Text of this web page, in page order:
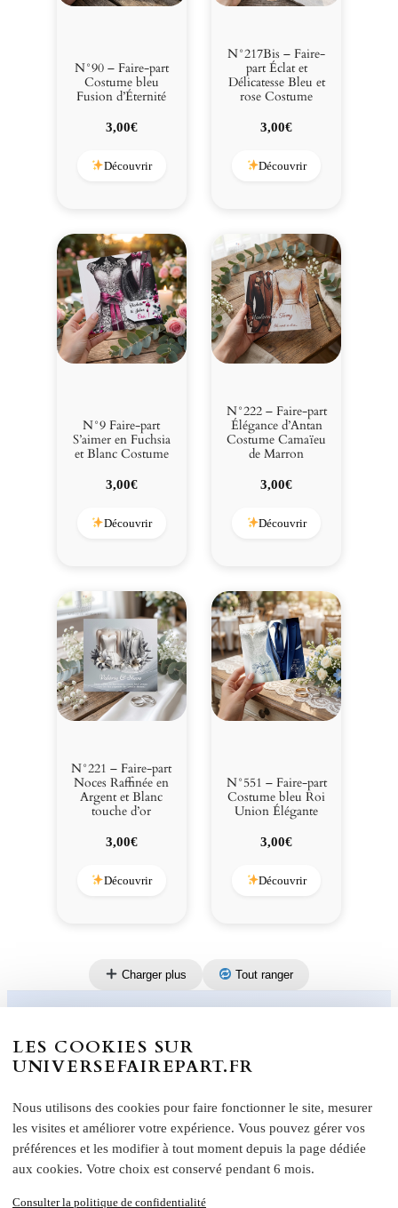
N°90 – Faire-part
Costume bleu
Fusion d’Éternité
3,00€
Découvrir
N°217Bis – Faire-
part Éclat et
Délicatesse Bleu et
rose Costume
3,00€
Découvrir
N°9 Faire-part
S’aimer en Fuchsia
et Blanc Costume
3,00€
Découvrir
N°222 – Faire-part
Élégance d’Antan
Costume Camaïeu
de Marron
3,00€
Découvrir
N°221 – Faire-part
Noces Raffinée en
Argent et Blanc
touche d’or
3,00€
Découvrir
N°551 – Faire-part
Costume bleu Roi
Union Élégante
3,00€
Découvrir
Charger plus Tout ranger
Informations produit
N°131 Faire-part Fusion des Cœurs en bleu –
mariage d’amour, format paysage 20 x 10 cm
Le faire-partFusion des Cœurs en bleuest une
LES COOKIES SUR
UNIVERSEFAIREPART.FR
Nous utilisons des cookies pour faire fonctionner le site, mesurer
les visites et améliorer votre expérience. Vous pouvez gérer vos
préférences et les modifier à tout moment depuis la page dédiée
aux cookies. Votre choix est conservé pendant 6 mois.
Consulter la politique de confidentialité